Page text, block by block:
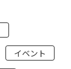
イベント